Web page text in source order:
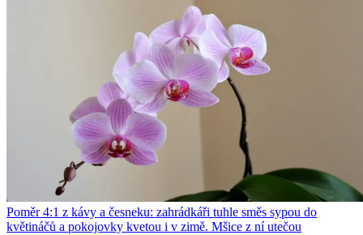
Poměr 4:1 z kávy a česneku: zahrádkáři tuhle směs sypou do
květináčů a pokojovky kvetou i v zimě. Mšice z ní utečou